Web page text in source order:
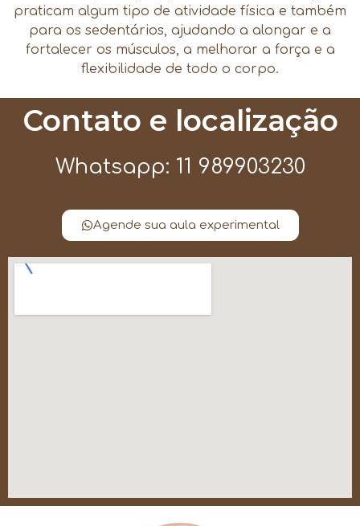
praticam algum tipo de atividade física e também
para os sedentários, ajudando a alongar e a
fortalecer os músculos, a melhorar a força e a
flexibilidade de todo o corpo.
Contato e localização
Whatsapp: 11 989903230
Agende sua aula experimental